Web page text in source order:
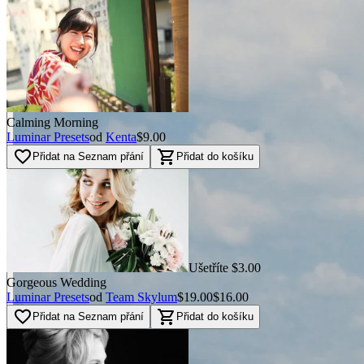
Calming Morning
Luminar Presetsod Kenta$9.00
favorite_border Přidat na Seznam přání shopping_cart Přidat do košíku
Ušetříte $3.00
Gorgeous Wedding
Luminar Presetsod Team Skylum$19.00$16.00
favorite_border Přidat na Seznam přání shopping_cart Přidat do košíku